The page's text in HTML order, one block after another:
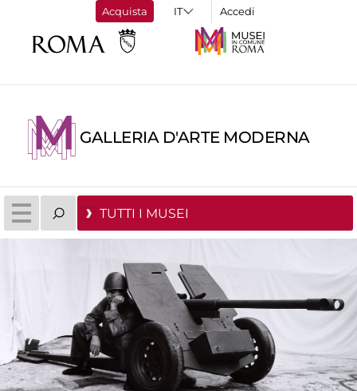
Acquista Accedi
GALLERIA D'ARTE MODERNA
TUTTI I MUSEI